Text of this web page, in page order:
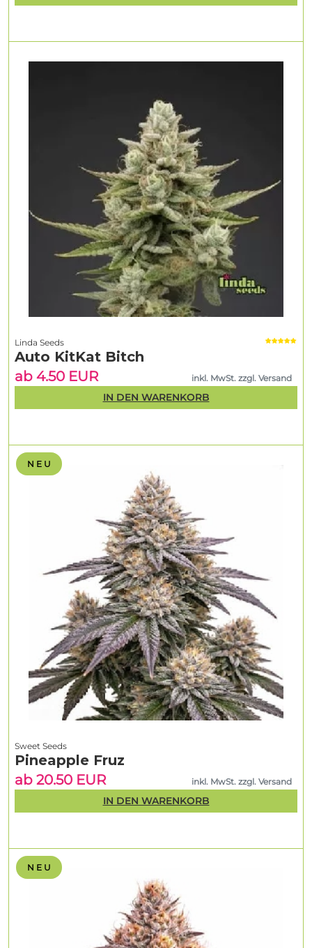
N E U
N E U
Sweet Seeds
Pineapple Fruz
ab 20.50 EUR
inkl. MwSt. zzgl. Versand
IN DEN WARENKORB
Linda Seeds
Auto KitKat Bitch
ab 4.50 EUR
inkl. MwSt. zzgl. Versand
IN DEN WARENKORB